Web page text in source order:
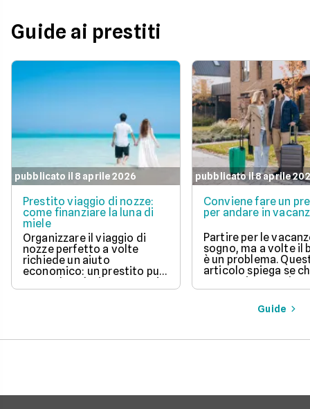
Guide ai prestiti
pubblicato il 8 aprile 2026
Prestito viaggio di nozze:
come finanziare la luna di
miele
Organizzare il viaggio di
nozze perfetto a volte
richiede un aiuto
economico: un prestito può
come funziona, quali tipi ci
pubblicato il 8 aprile
Conviene fare un
per andare in
Partire per le
sogno, ma a volte il
è un problema.
articolo spiega se
una buona idea,
vantaggi come la
di partire subito e
pagare. Scopri
Guide